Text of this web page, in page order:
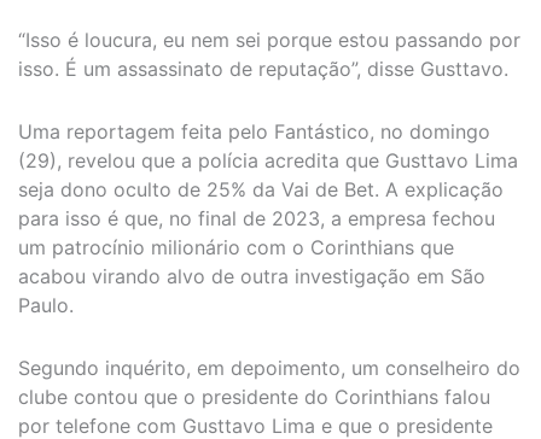
“Isso é loucura, eu nem sei porque estou passando por
isso. É um assassinato de reputação”, disse Gusttavo.
Uma reportagem feita pelo Fantástico, no domingo
(29), revelou que a polícia acredita que Gusttavo Lima
seja dono oculto de 25% da Vai de Bet. A explicação
para isso é que, no final de 2023, a empresa fechou
um patrocínio milionário com o Corinthians que
acabou virando alvo de outra investigação em São
Paulo.
Segundo inquérito, em depoimento, um conselheiro do
clube contou que o presidente do Corinthians falou
por telefone com Gusttavo Lima e que o presidente